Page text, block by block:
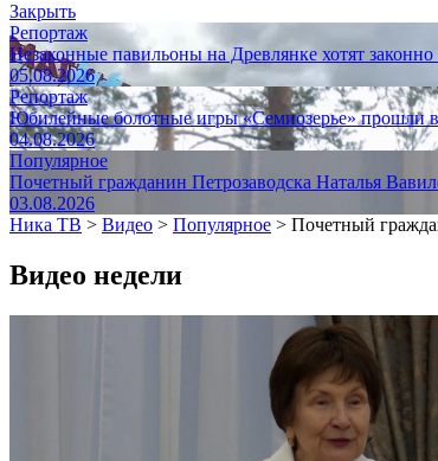
Закрыть
Репортаж
Незаконные павильоны на Древлянке хотят законно
05.08.2026
Репортаж
Юбилейные болотные игры «Семиозерье» прошли
04.08.2026
Популярное
Почетный гражданин Петрозаводска Наталья
03.08.2026
Ника ТВ > Видео > Популярное > Почетный
Видео недели